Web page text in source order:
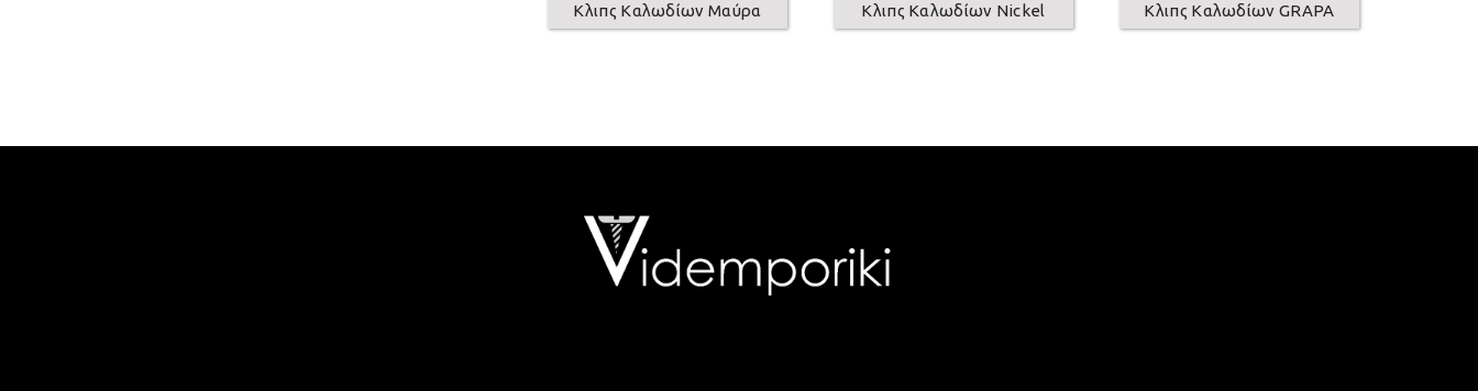
Κλιπς Καλωδίων Μαύρα Κλιπς Καλωδίων Nickel Κλιπς Καλωδίων GRAPA